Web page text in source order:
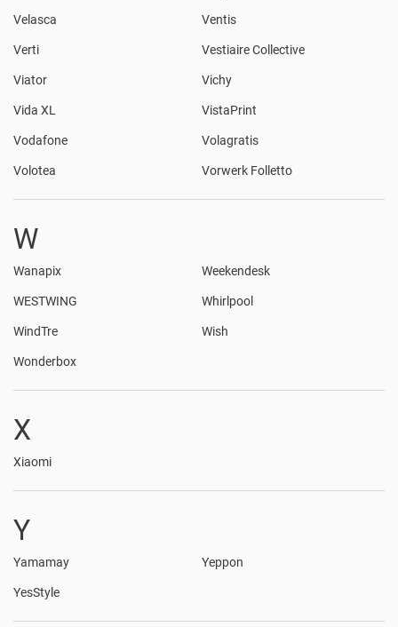
Velasca Ventis
Verti Vestiaire Collective
Viator Vichy
Vida XL VistaPrint
Vodafone Volagratis
Volotea Vorwerk Folletto
W
Wanapix Weekendesk
WESTWING Whirlpool
WindTre Wish
Wonderbox
X
Xiaomi
Y
Yamamay Yeppon
YesStyle